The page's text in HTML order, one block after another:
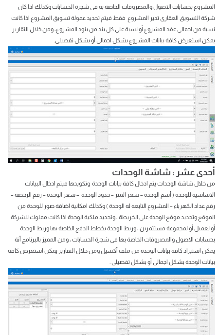
المشروع بحسابات الاصول والمصروفات الخاصة به فى شجرة الحسابات وكذلك اذا كان
شركة التسويق العقارى تدير المشروع فقط فيتم تحديد عمولة تسويق المشروع اذا كانت
نسبة من اجمالى عقد المشروع أو نسبة على كل بند من بنود المشروع، ومن خلال التقارير
يمكن استعرض كافة بيانات المشروع بشكل اجمالى أو بشكل تفصيلى.
أحدى عشر : شاشة الوحدات
من خلال شاشة الوحدات يتم ادخال كافة بيانات الوحدة وتكويدها فيتم ادخال البيانات
الاساسية للوحدة ( أسم الوحدة – سعر المتر – حدود الوحدة – سعر الوحدة – رقم الرخصة –
رقم عداد الكهرباء – المشروع التابعه له الوحدة ) وكذلك امكانية اضافة صور للوحدة من
الموقع وتحديد موقع الوحدة على الخريطة ، وتحديد ملكية الوحدة اذا كانت مملوك للشركة
أو لعميل أو لمجموعة مستثمرين ، وربط الوحدة بخطط الدفع الخاصة بها وربط الوحدة
بحسابات الاصول والمصروفات الخاصة بها فى شجرة الحسابات ، ومن المميز بالبرنامج أنة
يمكن استيراد كافة بيانات الوحدة من ملف أكسيل ومن خلال التقارير يمكن استعرض كافة
بيانات الوحدة بشكل اجمالى أو بشكل تفصيلى .